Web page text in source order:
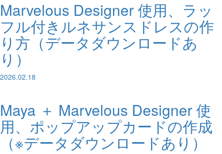
Marvelous Designer 使用、ラッ
フル付きルネサンスドレスの作
り方（データダウンロードあ
り）
2026.02.18
Maya ＋ Marvelous Designer 使
用、ポップアップカードの作成
（※データダウンロードあり）